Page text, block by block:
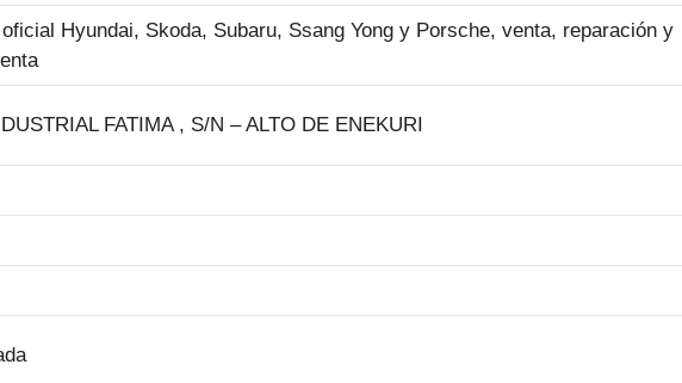
Hyundai, Skoda, Subaru, Ssang Yong y Porsche, venta, reparación y
FATIMA , S/N – ALTO DE ENEKURI